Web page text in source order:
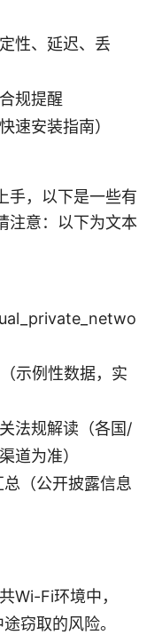
性、延迟、丢
规提醒
速安装指南）
手，以下是一些有
注意：以下为文本
示例性数据，实
法规解读（各国/
道为准）
（公开披露信息
Wi-Fi环境中，
窃取的风险。